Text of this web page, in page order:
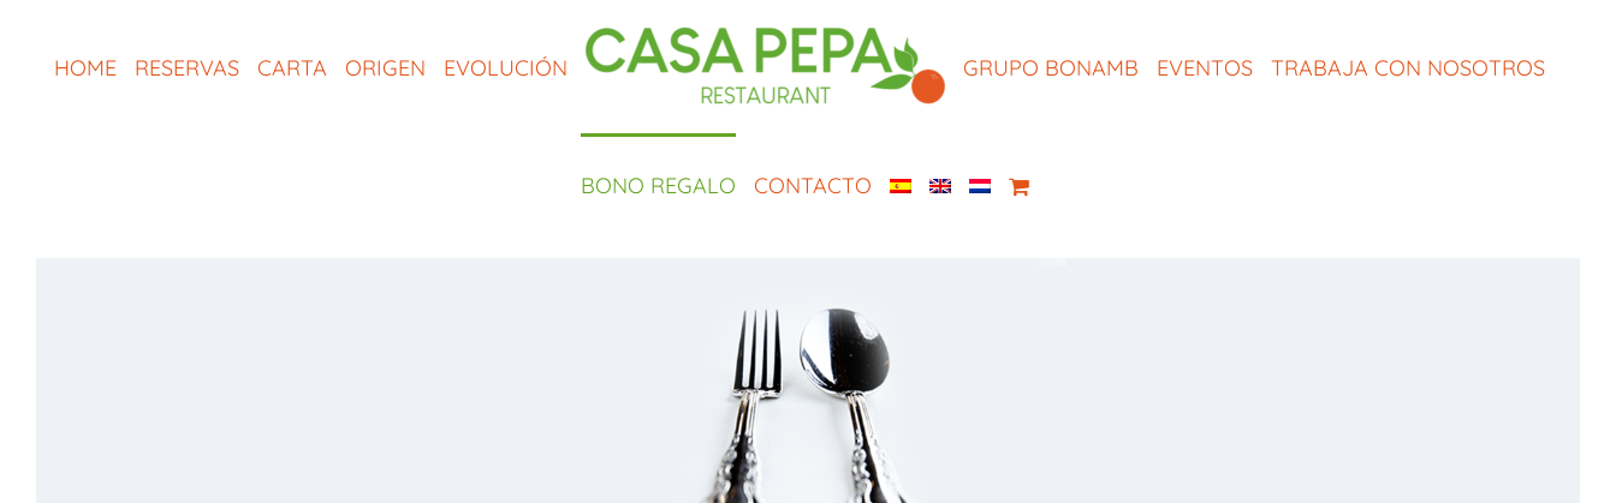
contenidoHOME RESERVAS CARTA ORIGEN EVOLUCIÓN GRUPO BONAMB EVENTOS TRABAJA CON NOSOTROS
BONO REGALO CONTACTO